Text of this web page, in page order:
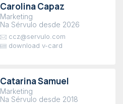
Carolina Capaz
Marketing
Na Sérvulo desde 2026
ccz@servulo.com
download v-card
Catarina Samuel
Marketing
Na Sérvulo desde 2018